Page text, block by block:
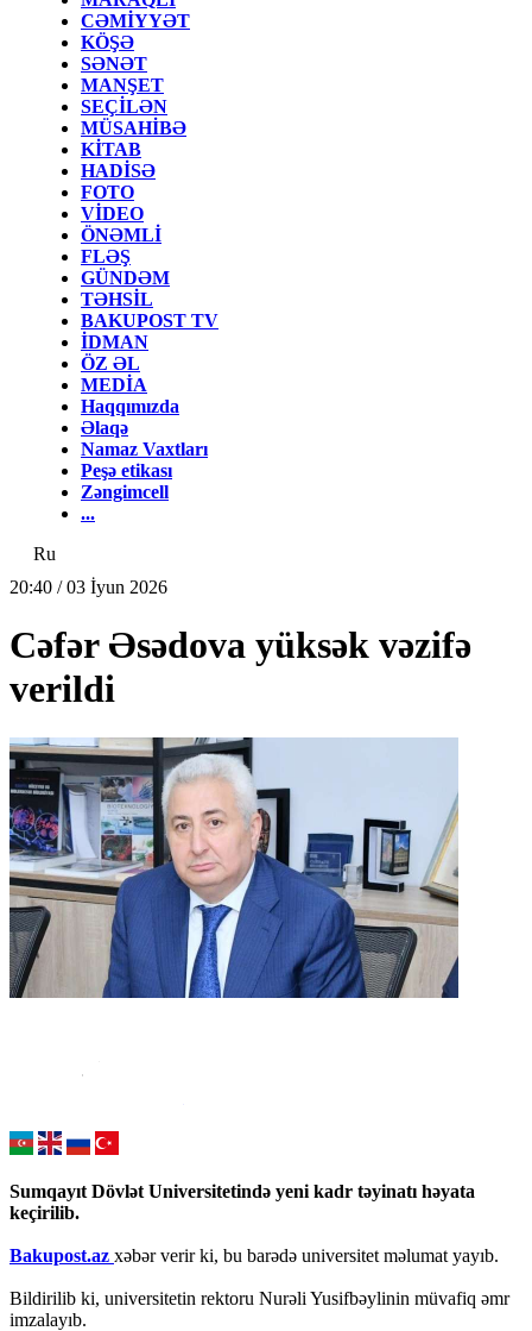
CƏMİYYƏT
KÖŞƏ
SƏNƏT
MANŞET
SEÇİLƏN
MÜSAHİBƏ
KİTAB
HADİSƏ
FOTO
VİDEO
ÖNƏMLİ
FLƏŞ
GÜNDƏM
TƏHSİL
BAKUPOST TV
İDMAN
ÖZ ƏL
MEDİA
Haqqımızda
Əlaqə
Namaz Vaxtları
Peşə etikası
Zəngimcell
...
Ru
20:40 / 03 İyun 2026
Cəfər Əsədova yüksək vəzifə
verildi
Sumqayıt Dövlət Universitetində yeni kadr təyinatı həyata
keçirilib.
Bakupost.az xəbər verir ki, bu barədə universitet məlumat yayıb.
Bildirilib ki, universitetin rektoru Nurəli Yusifbəylinin müvafiq əmr
imzalayıb.